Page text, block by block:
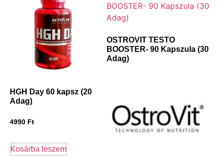
HGH Day 60 kapsz (20
Adag)
4990 Ft
Kosárba teszem
OSTROVIT TESTO
BOOSTER- 90 Kapszula (30
Adag)